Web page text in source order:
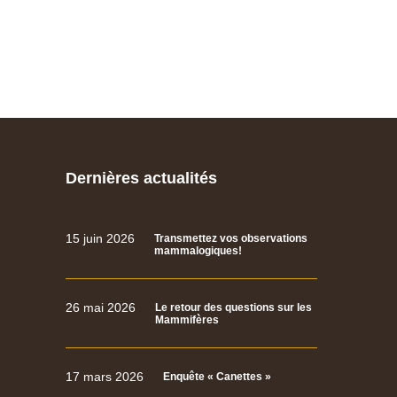
Dernières actualités
15 juin 2026
Transmettez vos observations
mammalogiques!
26 mai 2026
Le retour des questions sur les
Mammifères
17 mars 2026 Enquête « Canettes »